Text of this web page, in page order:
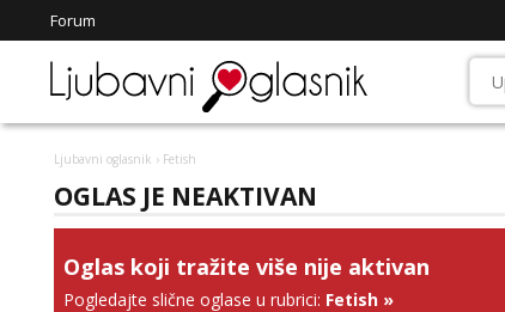
Forum
Ljubavni oglasnik › Fetish
OGLAS JE NEAKTIVAN
Oglas koji tražite više nije aktivan
Pogledajte slične oglase u rubrici: Fetish »